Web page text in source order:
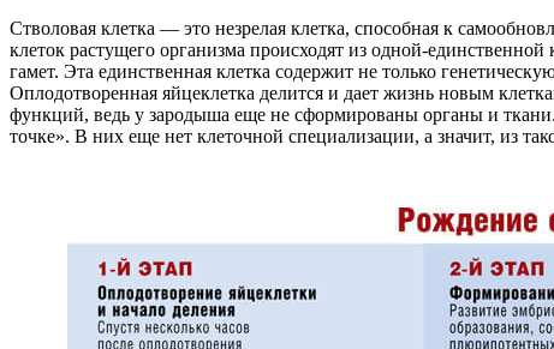
Стволовая клетка — это незрелая клетка, способная к
клеток растущего организма происходят из одной-
гамет. Эта единственная клетка содержит не только
Оплодотворенная яйцеклетка делится и дает жизнь новым
функций, ведь у зародыша еще не сформированы органы и
точке». В них еще нет клеточной специализации, а значит, из